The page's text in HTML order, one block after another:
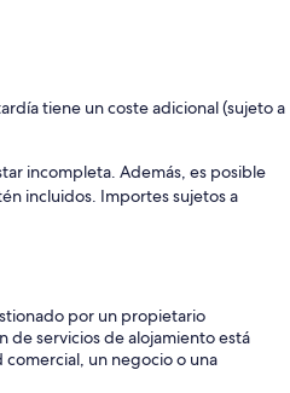
tiene un coste adicional (sujeto a
incompleta. Además, es posible
incluidos. Importes sujetos a
por un propietario
de servicios de alojamiento está
comercial, un negocio o una